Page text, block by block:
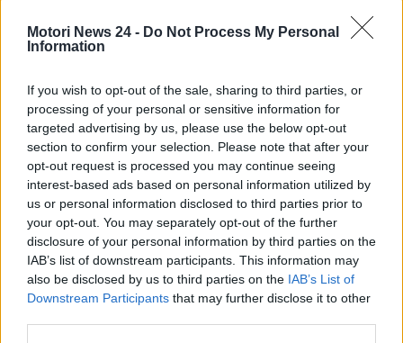
Motori News 24 - Do Not Process My Personal
Information
If you wish to opt-out of the sale, sharing to third parties, or
processing of your personal or sensitive information for
targeted advertising by us, please use the below opt-out
section to confirm your selection. Please note that after your
opt-out request is processed you may continue seeing
interest-based ads based on personal information utilized by
us or personal information disclosed to third parties prior to
your opt-out. You may separately opt-out of the further
disclosure of your personal information by third parties on the
IAB’s list of downstream participants. This information may
also be disclosed by us to third parties on the IAB’s List of
Downstream Participants that may further disclose it to other
L’itinerario: la rotta verso una
scoperta efficace
Per evitare di vagare senza meta e sfruttare al
meglio ogni ora, è essenziale definire un itinerario di
viaggio. Non è necessario un piano minuzioso, ma
una traccia di base che tenga conto delle distanze e
del tempo di percorrenza tra i vari punti di interesse.
Mappare i percorsi ti aiuterà a raggruppare le visite
per area geografica, ottimizzando gli spostamenti e
riducendo al minimo i tempi morti. Creare una
scaletta di base può essere un esercizio divertente,
che ti permette di visualizzare il tuo percorso e di
prepararti al meglio per la tua esplorazione.